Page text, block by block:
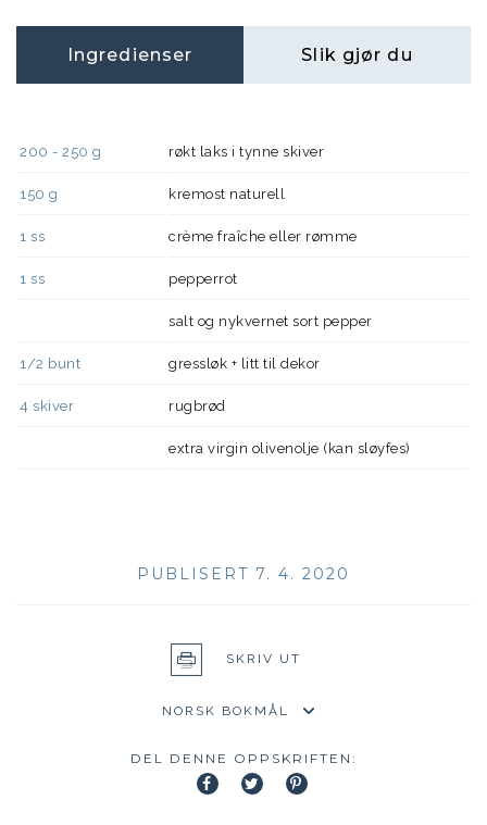
Ingredienser Slik gjør du
200 - 250 g røkt laks i tynne skiver
150 g kremost naturell
1 ss crème fraîche eller rømme
1 ss pepperrot
salt og nykvernet sort pepper
1/2 bunt gressløk + litt til dekor
4 skiver rugbrød
extra virgin olivenolje (kan sløyfes)
PUBLISERT 7. 4. 2020
SKRIV UT
DEL DENNE OPPSKRIFTEN: